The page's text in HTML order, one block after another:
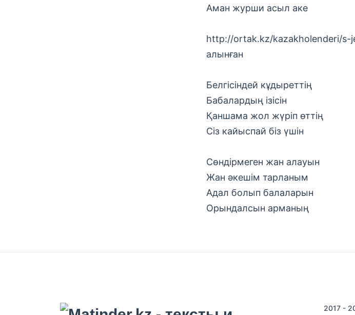
Аман журши асыл аке
http://ortak.kz/kazakholenderi/s-
алынған
Белгісіндей кұдыреттің
Бабалардың ізісін
Қаншама жол жүріп өттің
Сіз кайыспай біз үшін
Сөндірмеген жан алауын
Жан әкешім тарланым
Адал болып балаларын
Орындалсын арманың
2017 -